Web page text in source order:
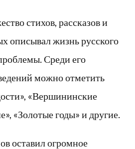
стихов, рассказов и
описывал жизнь русского
Среди его
можно отметить
«Вершининские
«Золотые годы» и другие.
оставил огромное